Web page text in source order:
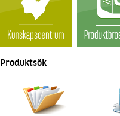
Stoppade & förfallna produkter
Utsålda produkter
Kunskapscentra
Hur handlar jag
Produktsök